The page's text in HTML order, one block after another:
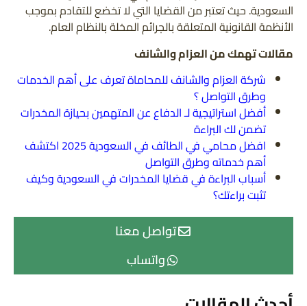
تواصل معنا
واتساب
السعودية. حيث تعتبر من القضايا التي لا تخضع للتقادم بموجب
الأنظمة القانونية المتعلقة بالجرائم المخلة بالنظام العام.
مقالات تهمك من العزام والشانف
شركة العزام والشانف للمحاماة تعرف على أهم الخدمات
وطرق التواصل ؟
أفضل استراتيجية لـ الدفاع عن المتهمين بحيازة المخدرات
تضمن لك البراءة
افضل محامي في الطائف في السعودية 2025 اكتشف
أهم خدماته وطرق التواصل
أسباب البراءة في قضايا المخدرات في السعودية وكيف
تثبت براءتك؟